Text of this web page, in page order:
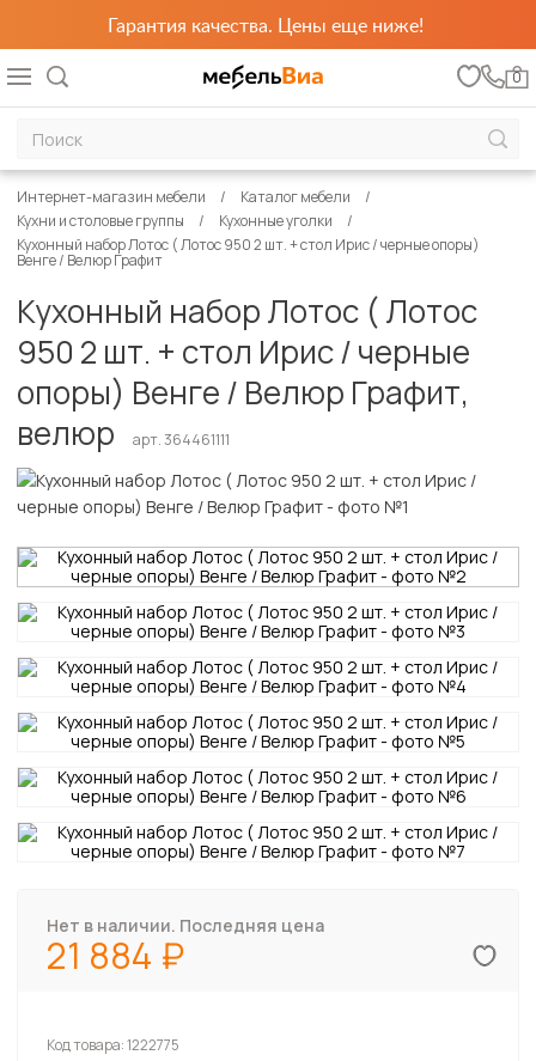
Гарантия качества. Цены еще ниже!
0
Интернет-магазин мебели
Каталог мебели
Кухни и столовые группы
Кухонные уголки
Кухонный набор Лотос ( Лотос 950 2 шт. + стол Ирис / черные опоры)
Венге / Велюр Графит
Кухонный набор Лотос ( Лотос
950 2 шт. + стол Ирис / черные
опоры) Венге / Велюр Графит,
велюр
арт. 364461111
Нет в наличии. Последняя цена
21 884
Код товара:1222775